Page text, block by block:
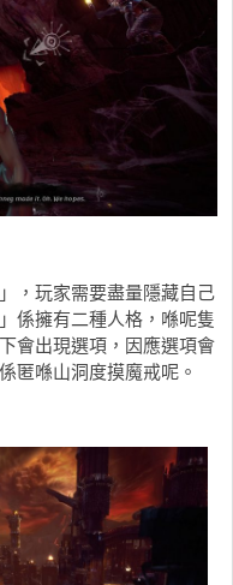
，玩家需要盡量隱藏自己
係擁有二種人格，喺呢隻
會出現選項，因應選項會
匿喺山洞度摸魔戒呢。